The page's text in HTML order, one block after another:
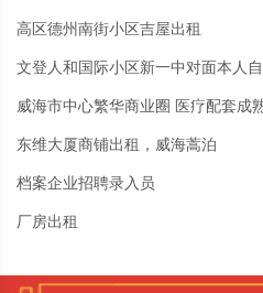
高区德州南街小区吉屋出租
文登人和国际小区新一中对面本人
威海市中心繁华商业圈 医疗配套成
东维大厦商铺出租，威海蒿泊
档案企业招聘录入员
厂房出租